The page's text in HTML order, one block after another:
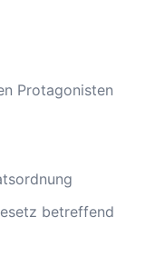
Protagonisten
betreffend